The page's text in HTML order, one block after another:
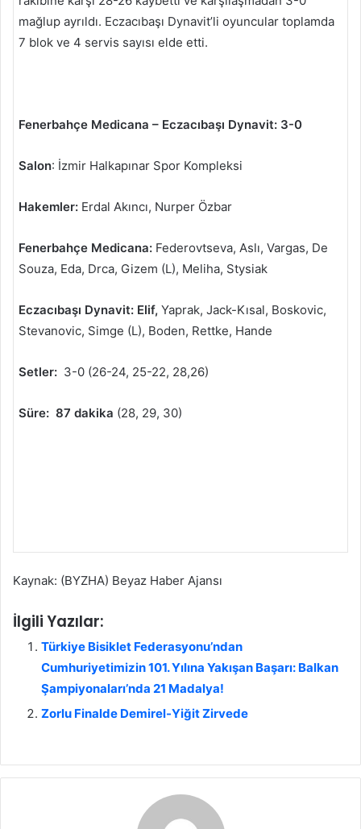
mağlup ayrıldı. Eczacıbaşı Dynavit’li oyuncular toplamda
7 blok ve 4 servis sayısı elde etti.
Fenerbahçe Medicana – Eczacıbaşı Dynavit: 3-0
Salon: İzmir Halkapınar Spor Kompleksi
Hakemler: Erdal Akıncı, Nurper Özbar
Fenerbahçe Medicana: Federovtseva, Aslı, Vargas, De
Souza, Eda, Drca, Gizem (L), Meliha, Stysiak
Eczacıbaşı Dynavit: Elif, Yaprak, Jack-Kısal, Boskovic,
Stevanovic, Simge (L), Boden, Rettke, Hande
Setler: 3-0 (26-24, 25-22, 28,26)
Süre: 87 dakika (28, 29, 30)
Kaynak: (BYZHA) Beyaz Haber Ajansı
İlgili Yazılar:
Türkiye Bisiklet Federasyonu’ndan
Cumhuriyetimizin 101. Yılına Yakışan Başarı: Balkan
Şampiyonaları’nda 21 Madalya!
Zorlu Finalde Demirel-Yiğit Zirvede